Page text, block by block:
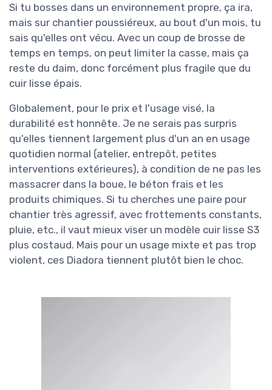
Si tu bosses dans un environnement propre, ça ira,
mais sur chantier poussiéreux, au bout d'un mois, tu
sais qu'elles ont vécu. Avec un coup de brosse de
temps en temps, on peut limiter la casse, mais ça
reste du daim, donc forcément plus fragile que du
cuir lisse épais.
Globalement, pour le prix et l'usage visé, la
durabilité est honnête. Je ne serais pas surpris
qu'elles tiennent largement plus d'un an en usage
quotidien normal (atelier, entrepôt, petites
interventions extérieures), à condition de ne pas les
massacrer dans la boue, le béton frais et les
produits chimiques. Si tu cherches une paire pour
chantier très agressif, avec frottements constants,
pluie, etc., il vaut mieux viser un modèle cuir lisse S3
plus costaud. Mais pour un usage mixte et pas trop
violent, ces Diadora tiennent plutôt bien le choc.